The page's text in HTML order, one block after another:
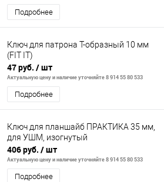
Подробнее
Ключ для патрона T-образный 10 мм
(FIT IT)
47 руб. / шт
Актуальную цену и наличие уточняйте 8 914 55 80 533
Подробнее
Ключ для планшайб ПРАКТИКА 35 мм,
для УШМ, изогнутый
406 руб. / шт
Актуальную цену и наличие уточняйте 8 914 55 80 533
Подробнее